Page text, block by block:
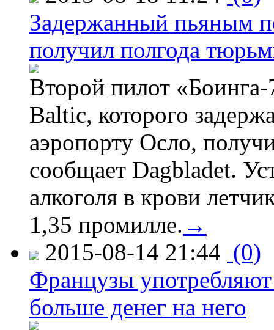
Задержанный пьяным
получил полгода
Второй пилот
Baltic, которого
аэропорту Осло,
сообщает Dagbladet.
алкоголя в крови
1,35 промилле. →
2015-08-14 21:44 (0)
Французы
больше денег на него